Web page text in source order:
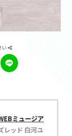
い
ミュージア
レッド 白河ユ